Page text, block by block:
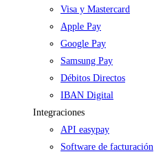
Visa y Mastercard
Apple Pay
Google Pay
Samsung Pay
Débitos Directos
IBAN Digital
Integraciones
API easypay
Software de facturación